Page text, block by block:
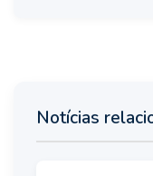
Notícias